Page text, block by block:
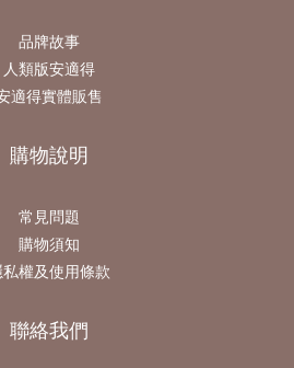
品牌故事
人類版安適得
適得實體販售
購物說明
常見問題
購物須知
權及使用條款
聯絡我們